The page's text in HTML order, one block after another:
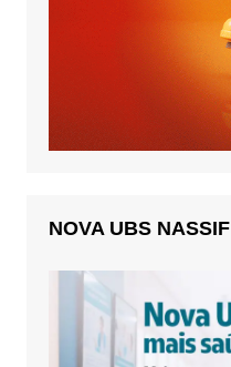
NOVA UBS NASSIF